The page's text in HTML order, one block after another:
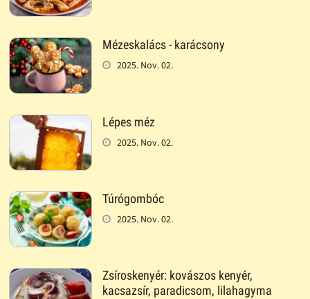
Mézeskalács - karácsony
2025. Nov. 02.
Lépes méz
2025. Nov. 02.
Túrógombóc
2025. Nov. 02.
Zsíroskenyér: kovászos kenyér,
kacsazsír, paradicsom, lilahagyma